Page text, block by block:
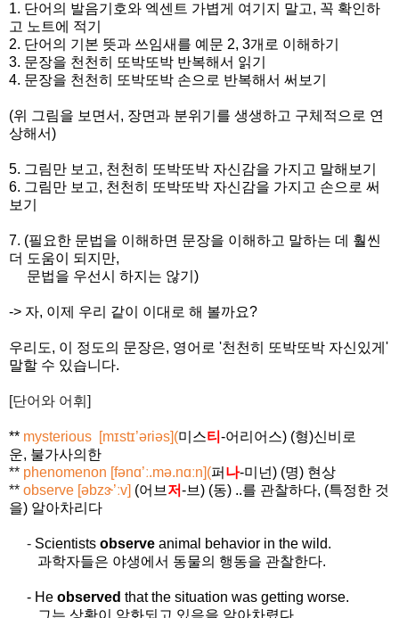
1. 단어의 발음기호와 엑센트 가볍게 여기지 말고, 꼭 확인하
고 노트에 적기
2. 단어의 기본 뜻과 쓰임새를 예문 2, 3개로 이해하기
3. 문장을 천천히 또박또박 반복해서 읽기
4. 문장을 천천히 또박또박 손으로 반복해서 써보기
(위 그림을 보면서 , 장면과 분위기를 생생하고 구체적으로 연
상해서)
5. 그림만 보고, 천천히 또박또박 자신감을 가지고 말해보기
6. 그림만 보고, 천천히 또박또박 자신감을 가지고 손으로 써
보기
7. (필요한 문법을 이해하면 문장을 이해하고 말하는 데 훨씬
더 도움이 되지만,
문법을 우선시 하지는 않기)
-> 자, 이제 우리 같이 이대로 해 볼까요?
우리도, 이 정도의 문장은, 영어로 '천천히 또박또박 자신있게'
말할 수 있습니다.
[단어와 어휘]
** mysterious [mɪstɪ’əriəs](미스티 -어리어스) (형)신비로
운, 불가사의한
** phenomenon [fənɑ’ː.mə.nɑːn](퍼 나-미넌) (명) 현상
** observe [əbzɝ’ːv] (어브저-브) (동) ..를 관찰하다, (특정한 것
을) 알아차리다
- Scientists observe animal behavior in the wild.
과학자들은 야생에서 동물의 행동을 관찰한다.
- He observed that the situation was getting worse.